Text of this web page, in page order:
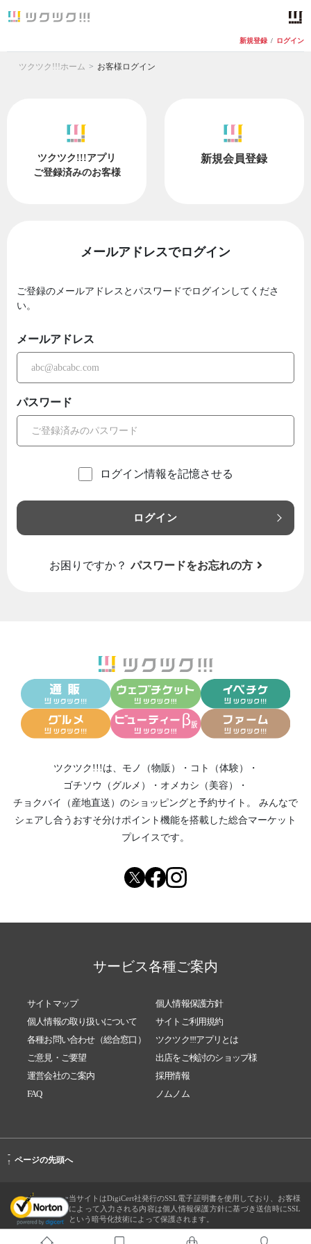
新規登録 / ログイン
ツクツク!!!ホーム お客様ログイン
ツクツク!!!アプリ
ご登録済みのお客様
新規会員登録
メールアドレスでログイン
ご登録のメールアドレスとパスワードでログインしてくださ
い。
メールアドレス
パスワード
ログイン情報を記憶させる
ログイン
お困りですか？ パスワードをお忘れの方
ツクツク!!!は、 モノ（物販） ・ コト（体験）
・
ゴチソウ（グルメ）
・ オメカシ（美容）
・
チョクバイ（産地直送） のショッピングと予約サイト。
みんなで
シェアし合う おすそ分けポイント機能を搭載した総合マーケット
プレイスです。
サービス各種ご案内
サイトマップ
個人情報保護方針
個人情報の取り扱いについて
サイトご利用規約
各種お問い合わせ（総合窓口）
ツクツク!!!アプリとは
ご意見・ご要望
出店をご検討のショップ様
運営会社のご案内
採用情報
FAQ
ノムノム
-
↑ ページの先頭へ
当サイトはDigiCert社発行のSSL電子証明書を使用しており、お客様
によって入力される内容は個人情報保護方針に基づき送信時にSSL
という暗号化技術によって保護されます。